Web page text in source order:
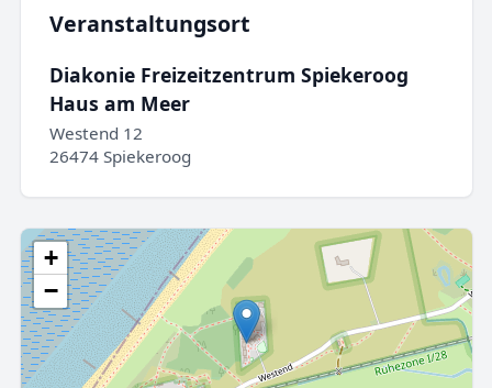
Veranstaltungsort
Diakonie Freizeitzentrum Spiekeroog
Haus am Meer
Westend 12
26474 Spiekeroog
+
−